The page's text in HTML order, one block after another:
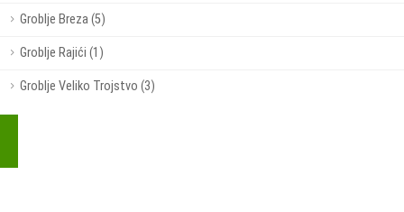
Groblje Breza (5)
Groblje Rajići (1)
Groblje Veliko Trojstvo (3)